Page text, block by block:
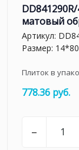
матовый
Артикул:
Размер:
Плиток в
778.36 руб.
–